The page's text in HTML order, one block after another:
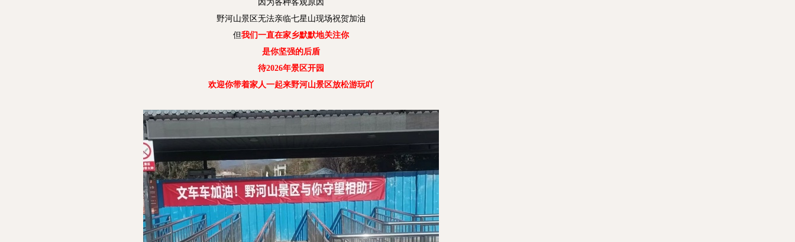
因为各种客观原因
野河山景区无法亲临七星山现场祝贺加油
但我们一直在家乡默默地关注你
是你坚强的后盾
待2026年景区开园
欢迎你带着家人一起来野河山景区放松游玩吖